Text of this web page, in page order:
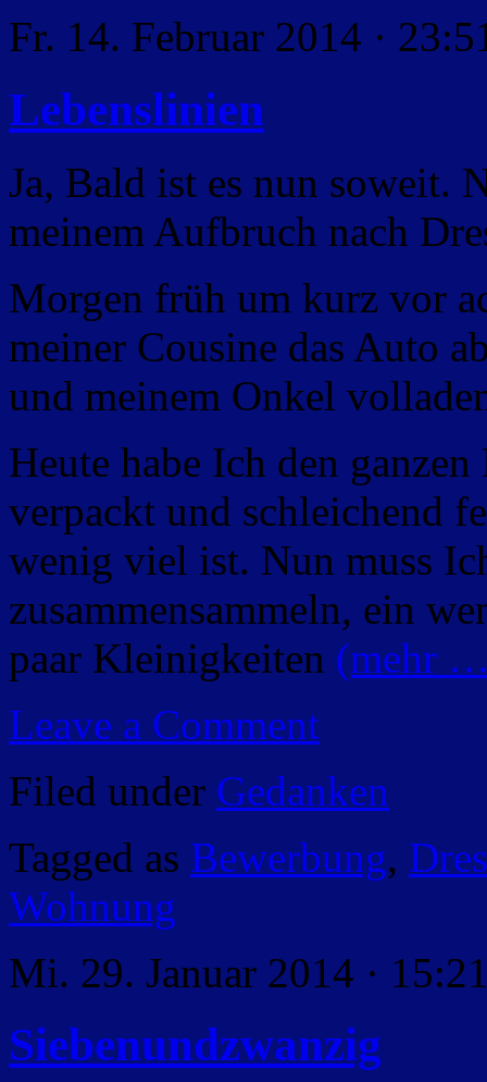
Fr. 14. Februar 2014 ·
Lebenslinien
Ja, Bald ist es nun soweit.
meinem Aufbruch nach
Morgen früh um kurz vor
meiner Cousine das Auto
und meinem Onkel
Heute habe Ich den
verpackt und schleichend
wenig viel ist. Nun muss
zusammensammeln, ein
paar Kleinigkeiten (mehr
Leave a Comment
Filed under Gedanken
Tagged as Bewerbung,
Wohnung
Mi. 29. Januar 2014 ·
Siebenundzwanzig